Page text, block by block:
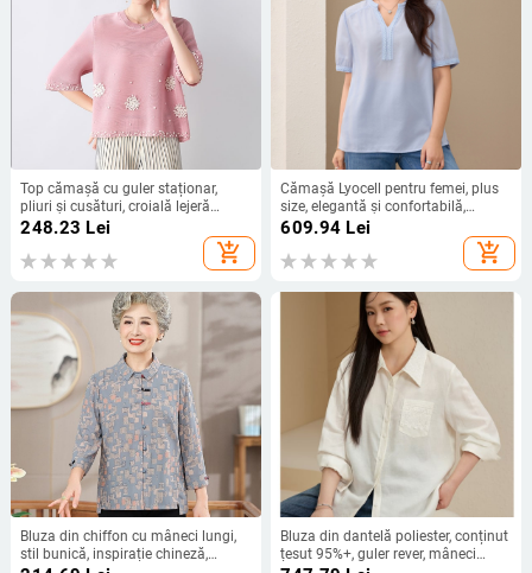
Top cămașă cu guler staționar,
pliuri și cusături, croială lejeră
(Guler staționar; nasturi pe un rând;
mâneci 9/4; țesătură poliester;
conținut poliester 95%+)
248.23 Lei
add_shopping_cart
Cămașă Lyocell pentru femei, plus
size, elegantă și confortabilă,
decolteu în V, mâneci scurte, vară
609.94 Lei
add_shopping_cart
Bluza din chiffon cu mâneci lungi,
stil bunică, inspirație chineză,
Bluza din dantelă poliester, conținut
țesut 95%+, guler rever, mâneci